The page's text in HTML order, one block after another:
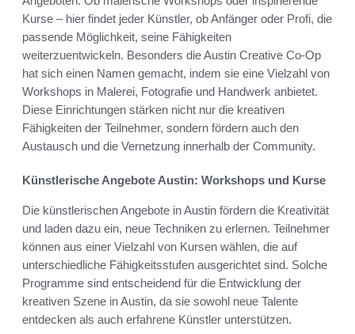
Kurse – hier findet jeder Künstler, ob Anfänger oder Profi, die
passende Möglichkeit, seine Fähigkeiten
weiterzuentwickeln. Besonders die Austin Creative Co-Op
hat sich einen Namen gemacht, indem sie eine Vielzahl von
Workshops in Malerei, Fotografie und Handwerk anbietet.
Diese Einrichtungen stärken nicht nur die kreativen
Fähigkeiten der Teilnehmer, sondern fördern auch den
Austausch und die Vernetzung innerhalb der Community.
Künstlerische Angebote Austin: Workshops und Kurse
Die künstlerischen Angebote in Austin fördern die Kreativität
und laden dazu ein, neue Techniken zu erlernen. Teilnehmer
können aus einer Vielzahl von Kursen wählen, die auf
unterschiedliche Fähigkeitsstufen ausgerichtet sind. Solche
Programme sind entscheidend für die Entwicklung der
kreativen Szene in Austin, da sie sowohl neue Talente
entdecken als auch erfahrene Künstler unterstützen.